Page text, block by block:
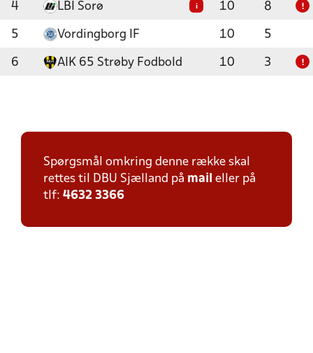
4 LBI Sorø i 10 8 !
5 Vordingborg IF 10 5
6 AIK 65 Strøby Fodbold 10 3 !
Spørgsmål omkring denne række skal
rettes til DBU Sjælland på mail eller på
tlf: 4632 3366